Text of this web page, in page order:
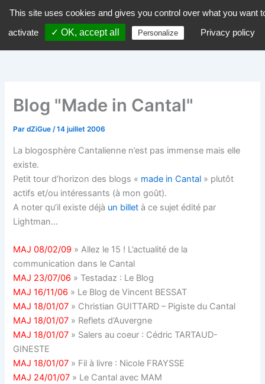
contenu
dZiGue
Blog "Made in Cantal"
PardZiGue/14 juillet 2006
La blogosphère Cantalienne n’est pas immense mais elle
existe.
Petit tour d’horizon des blogs « made in Cantal » plutôt
actifs et/ou intéressants (à mon goût).
A noter qu’il existe déjà un billet à ce sujet édité par
Lightman…
MAJ 08/02/09 » Allez le 15 ! L’actualité de la
communication dans le Cantal
MAJ 23/07/06 » Testadaz : Le Blog
MAJ 16/11/06 » Le Blog de Vincent BESSAT
MAJ 18/01/07 » Christian GUITTARD – Pigiste du Cantal
MAJ 18/01/07 » Reflets d’Auvergne
MAJ 18/01/07 » Salers au coeur : Cédric TARTAUD-
GINESTE
MAJ 18/01/07 » Fil à livre : Nicole FRAYSSE
MAJ 24/01/07 » Le Cantal avec MAM
This site uses cookies and gives you control over what you want
activate
✓ OK, accept all Personalize Privacy policy